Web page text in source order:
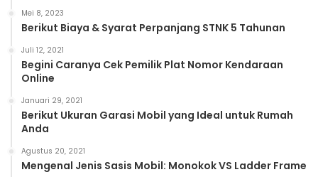
Mei 8, 2023
Berikut Biaya & Syarat Perpanjang STNK 5 Tahunan
Juli 12, 2021
Begini Caranya Cek Pemilik Plat Nomor Kendaraan
Online
Januari 29, 2021
Berikut Ukuran Garasi Mobil yang Ideal untuk Rumah
Anda
Agustus 20, 2021
Mengenal Jenis Sasis Mobil: Monokok VS Ladder Frame